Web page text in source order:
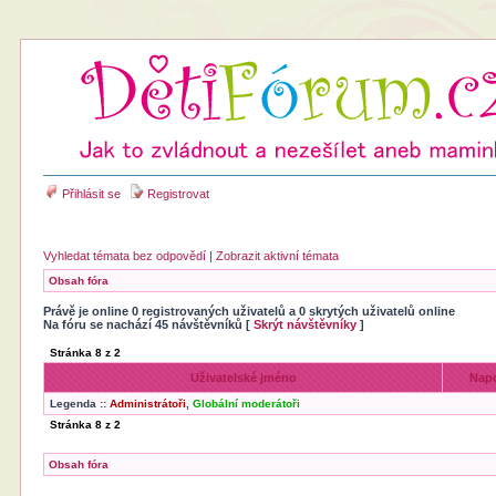
Přihlásit se Registrovat
Vyhledat témata bez odpovědí |Zobrazit aktivní témata
Obsah fóra
Právě je online 0 registrovaných uživatelů a 0 skrytých uživatelů online
Na fóru se nachází 45 návštěvníků [Skrýt návštěvníky ]
Stránka8 z2
Uživatelské jméno
Legenda ::Administrátoři ,Globální moderátoři
Stránka8 z2
Obsah fóra